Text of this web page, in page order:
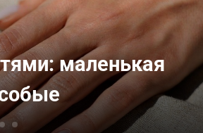
и
истощение